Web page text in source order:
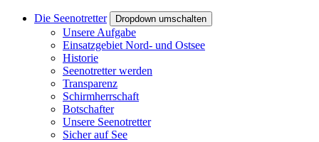
Die Seenotretter Dropdown umschalten
Unsere Aufgabe
Einsatzgebiet Nord- und Ostsee
Historie
Seenotretter werden
Transparenz
Schirmherrschaft
Botschafter
Unsere Seenotretter
Sicher auf See